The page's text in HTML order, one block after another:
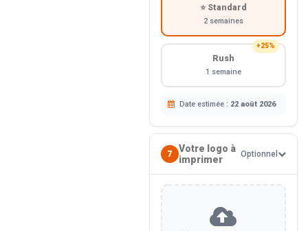
⭐ Standard
2 semaines
+25%
Rush
1 semaine
Date estimée : 22 août 2026
7
Votre logo à
imprimer
Optionnel